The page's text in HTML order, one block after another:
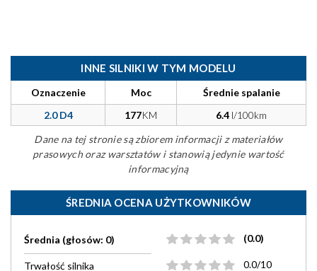
INNE SILNIKI W TYM MODELU
Oznaczenie Moc
Średnie spalanie
2.0 D4
177KM 6.4 l/100km
Dane na tej stronie są zbiorem informacji z materiałów
prasowych oraz warsztatów i stanowią jedynie wartość
informacyjną
ŚREDNIA OCENA UŻYTKOWNIKÓW
Średnia (głosów: 0) (0.0)
Trwałość silnika
0.0/10